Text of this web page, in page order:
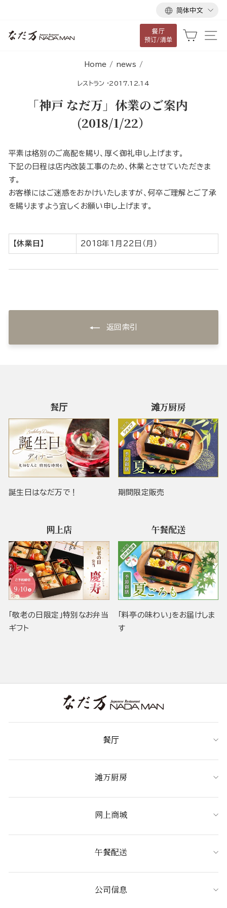
语
言
简体中文
餐厅
预订/清单
大车
Home / news /
レストラン ·2017.12.14
「神戸 なだ万」休業のご案内
(2018/1/22）
平素は格別のご高配を賜り、厚く御礼申し上げます。
下記の日程は店内改装工事のため、休業とさせていただきま
す。
お客様にはご迷惑をおかけいたしますが、何卒ご理解とご了承
を賜りますよう宜しくお願い申し上げます。
【休業日】 2018年1月22日（月）
返回索引
餐厅
誕生日はなだ万で！
滩万厨房
期間限定販売
网上店
「敬老の日限定」特別なお弁当
ギフト
午餐配送
「料亭の味わい」をお届けしま
す
餐厅
滩万厨房
网上商城
午餐配送
公司信息